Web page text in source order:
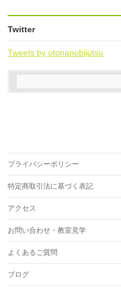
Twitter
Tweets by otonanobijutsu
プライバシーポリシー
特定商取引法に基づく表記
アクセス
お問い合わせ・教室見学
よくあるご質問
ブログ